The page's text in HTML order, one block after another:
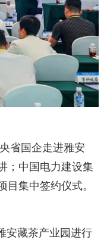
省国企走进雅安
；中国电力建设集
集中签约仪式。
安藏茶产业园进行